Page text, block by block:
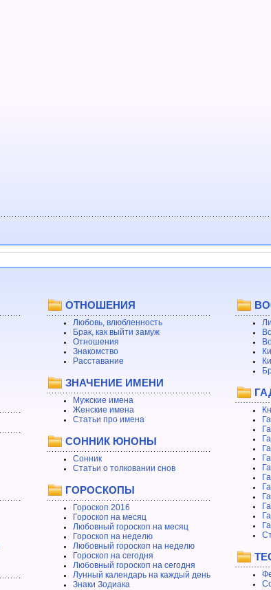
ОТНОШЕНИЯ
Любовь, влюбленность
Брак, как выйти замуж
Отношения
Знакомство
Расставание
ЗНАЧЕНИЕ ИМЕНИ
Мужские имена
Женские имена
Статьи про имена
СОННИК ЮНОНЫ
Сонник
Статьи о толковании снов
ГОРОСКОПЫ
Гороскоп 2016
Гороскоп на месяц
Любовный гороскоп на месяц
Гороскоп на неделю
Любовный гороскоп на неделю
Гороскоп на сегодня
Любовный гороскоп на сегодня
Лунный календарь на каждый день
Знаки Зодиака